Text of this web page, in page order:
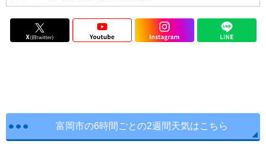
富岡市の6時間ごとの2週間天気はこちら